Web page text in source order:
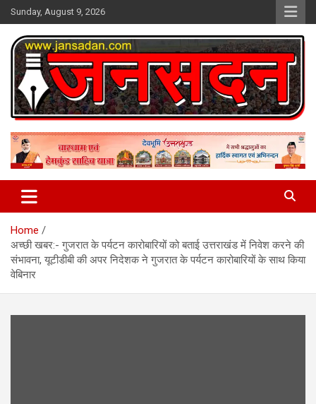
Skip
to
content
Sunday, August 9, 2026
Jan Sadan
Home
अच्छी खबर:- गुजरात के पर्यटन कारोबारियों को बताई उत्तराखंड में निवेश करने की
संभावना, यूटीडीबी की अपर निदेशक ने गुजरात के पर्यटन कारोबारियों के साथ किया
वेबिनार